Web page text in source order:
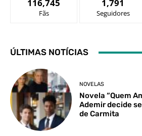
116,745
Fãs
1,791
Seguidores
ÚLTIMAS NOTÍCIAS
NOVELAS
Novela “Quem
Ademir decide
de Carmita